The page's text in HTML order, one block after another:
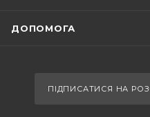
ДОПОМОГА
ПІДПИСАТИСЯ НА